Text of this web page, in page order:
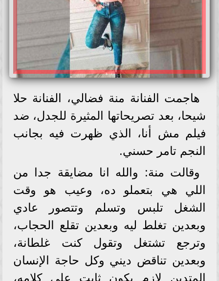
هاجمت الفنانة منة فضالي، الفنانة حلا
شيحا، بعد تصريحاتها المثيرة للجدل، ضد
فيلم مش أنا، الذي ظهرت فيه بجانب
النجم تامر حسني.
وقالت منة: والله انا مضايقة جدا من
اللي هي بتعملو ده، وعيب هو وقت
الشغل تلبس وتسلم وتتصور عادي
وبعدين تغلط ليه وبعدين تقلع الحجاب،
وترجع تشتغل وتقول كنت غلطانة،
وبعدين تناقض ديني وكل حاجة الإنسان
المتدين لازم يكون ثابت على كلامه،